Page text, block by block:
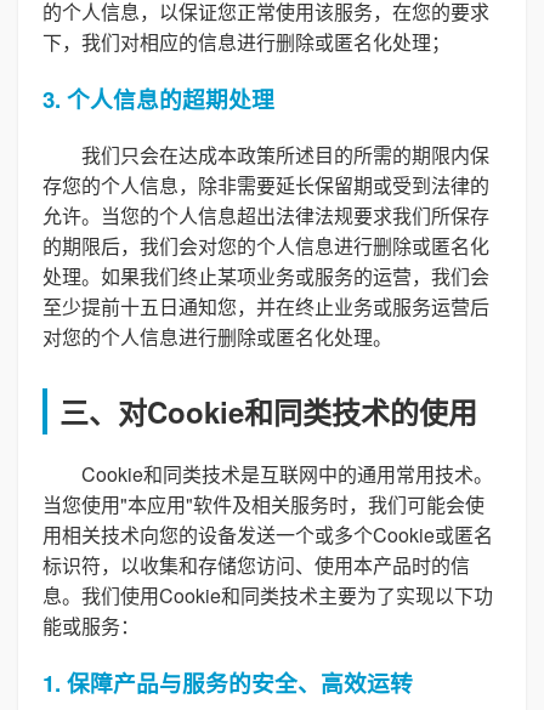
的个人信息，以保证您正常使用该服务，在您的要求
下，我们对相应的信息进行删除或匿名化处理；
3. 个人信息的超期处理
我们只会在达成本政策所述目的所需的期限内保
存您的个人信息，除非需要延长保留期或受到法律的
允许。当您的个人信息超出法律法规要求我们所保存
的期限后，我们会对您的个人信息进行删除或匿名化
处理。如果我们终止某项业务或服务的运营，我们会
至少提前十五日通知您，并在终止业务或服务运营后
对您的个人信息进行删除或匿名化处理。
三、对Cookie和同类技术的使用
Cookie和同类技术是互联网中的通用常用技术。
当您使用"本应用"软件及相关服务时，我们可能会使
用相关技术向您的设备发送一个或多个Cookie或匿名
标识符，以收集和存储您访问、使用本产品时的信
息。我们使用Cookie和同类技术主要为了实现以下功
能或服务：
1. 保障产品与服务的安全、高效运转